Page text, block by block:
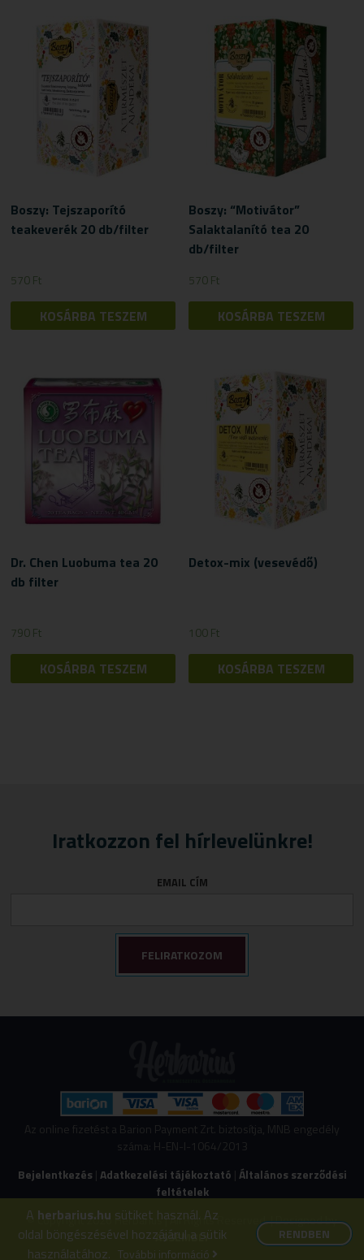
Boszy: Tejszaporító
teakeverék 20 db/filter
570Ft
KOSÁRBA TESZEM
Boszy: “Motivátor”
Salaktalanító tea 20
db/filter
570Ft
KOSÁRBA TESZEM
Dr. Chen Luobuma tea 20
db filter
790Ft
KOSÁRBA TESZEM
Detox-mix (vesevédő)
100Ft
KOSÁRBA TESZEM
Iratkozzon fel hírlevelünkre!
EMAIL CÍM
Az online fizetést a Barion Payment Zrt. biztosítja, MNB engedély
száma: H-EN-I-1064/2013
Bejelentkezés |Adatkezelési tájékoztató |Általános szerződési
feltételek
© Copyright 2026 Herbarius | All Rights Reserved. | Designed by
ASSEMBLY
A herbarius.hu sütiket használ. Az
oldal böngészésével hozzájárul a sütik
használatához. További információ
RENDBEN